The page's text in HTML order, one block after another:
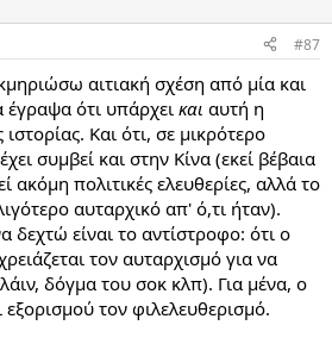
#87
αιτιακή σχέση από μία και
ότι υπάρχει και αυτή η
Και ότι, σε μικρότερο
συμβεί και στην Κίνα (εκεί βέβαια
πολιτικές ελευθερίες, αλλά το
αυταρχικό απ' ό,τι ήταν).
είναι το αντίστροφο: ότι ο
τον αυταρχισμό για να
δόγμα του σοκ κλπ). Για μένα, ο
τον φιλελευθερισμό.